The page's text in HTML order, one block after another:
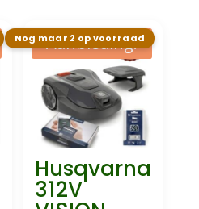
€2,399.00.
Aanbieding!
Husqvarna
312V
Nog maar 2 op voorraad